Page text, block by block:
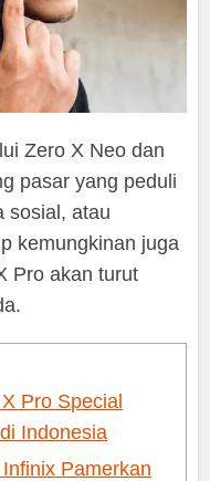
Zero X Neo dan
pasar yang peduli
sosial, atau
kemungkinan juga
Pro akan turut
Pro Special
Indonesia
Pamerkan